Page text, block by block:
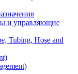
и управляющие
Tubing, Hose and